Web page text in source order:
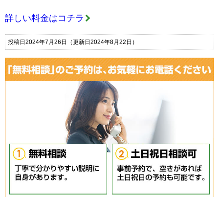
詳しい料金はコチラ
投稿日2024年7月26日 （更新日2024年8月22日）